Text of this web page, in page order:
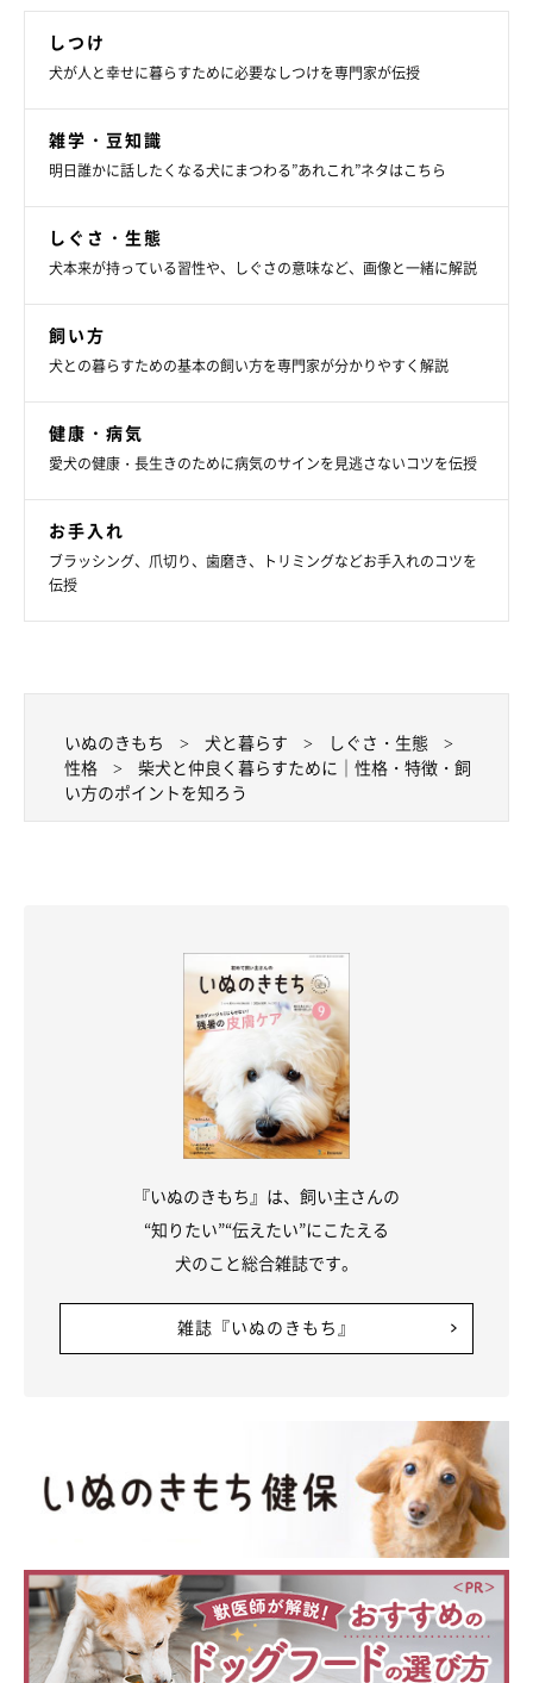
しつけ
犬が人と幸せに暮らすために必要なしつけを専門家が伝授
雑学・豆知識
明日誰かに話したくなる犬にまつわる”あれこれ”ネタはこちら
しぐさ・生態
犬本来が持っている習性や、しぐさの意味など、画像と一緒に解説
飼い方
犬との暮らすための基本の飼い方を専門家が分かりやすく解説
健康・病気
愛犬の健康・長生きのために病気のサインを見逃さないコツを伝授
お手入れ
ブラッシング、爪切り、歯磨き、トリミングなどお手入れのコツを
伝授
いぬのきもち 犬と暮らす
しぐさ・生態
性格
柴犬と仲良く暮らすために｜性格・特徴・飼
い方のポイントを知ろう
『いぬのきもち』は、飼い主さんの
“知りたい”“伝えたい”にこたえる
犬のこと総合雑誌です。
雑誌『いぬのきもち』